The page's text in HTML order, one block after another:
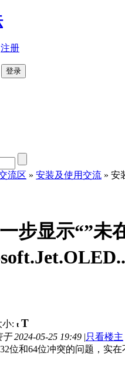
注册
登录
流区 » 安装及使用交流 » 安
步显示“”未
小: t T
于2024-05-25 19:49 |只看楼主
位和64位冲突的问题，实